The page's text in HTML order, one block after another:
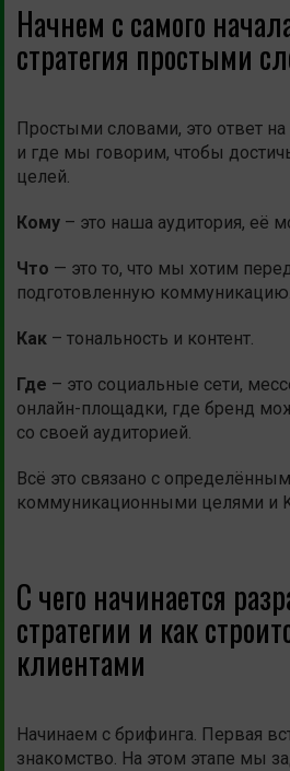
Начнем с самого
стратегия простыми
Простыми словами, это ответ на
и где мы говорим, чтобы
целей.
Кому – это наша аудитория, её
Что — это то, что мы хотим
подготовленную
Как – тональность и контент.
Где – это социальные сети,
онлайн-площадки, где бренд
со своей аудиторией.
Всё это связано с
коммуникационными целями и
С чего начинается
стратегии и как
клиентами
Начинаем с брифинга. Первая
знакомство. На этом этапе мы